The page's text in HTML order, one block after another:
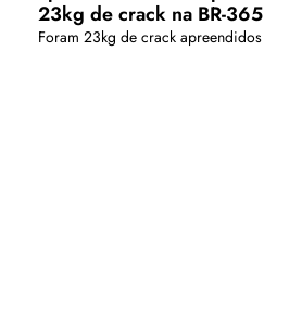
23kg de crack na BR-365
Foram 23kg de crack apreendidos